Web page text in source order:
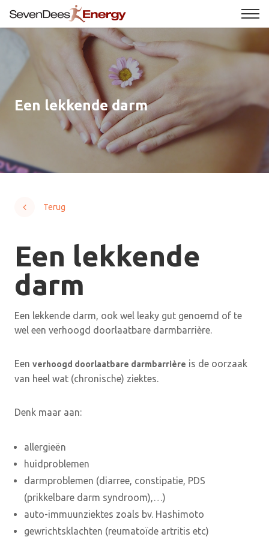
Een lekkende darm
Terug
Een lekkende
darm
Een lekkende darm, ook wel leaky gut genoemd of te
wel een verhoogd doorlaatbare darmbarrière.
Een verhoogd doorlaatbare darmbarrière is de oorzaak
van heel wat (chronische) ziektes.
Denk maar aan:
allergieën
huidproblemen
darmproblemen (diarree, constipatie, PDS
(prikkelbare darm syndroom),…)
auto-immuunziektes zoals bv. Hashimoto
gewrichtsklachten (reumatoïde artritis etc)